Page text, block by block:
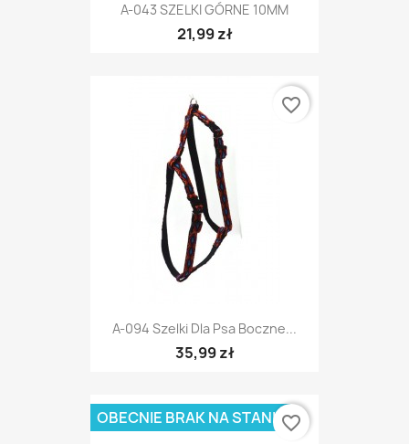
A-043 SZELKI GÓRNE 10MM
21,99 zł
A-094 Szelki Dla Psa Boczne...
35,99 zł
favorite_border
OBECNIE BRAK NA STANIEfavorite_border